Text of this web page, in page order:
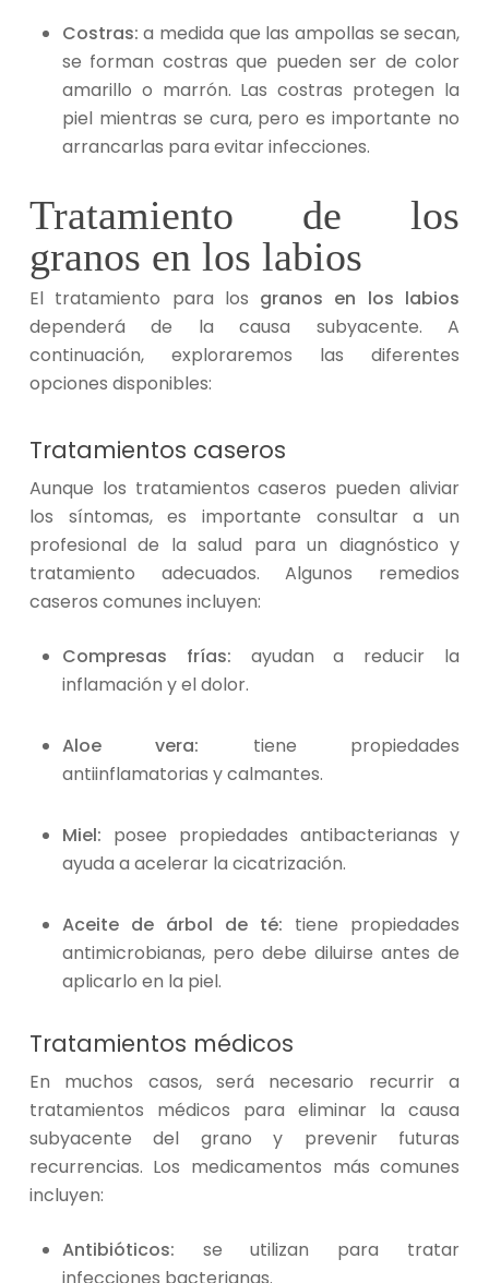
Costras:a medida que las ampollas se secan,
se forman costras que pueden ser de color
amarillo o marrón. Las costras protegen la
piel mientras se cura, pero es importante no
arrancarlas para evitar infecciones.
Tratamiento de los
granos en los labios
El tratamiento para los granos en los labios
dependerá de la causa subyacente. A
continuación, exploraremos las diferentes
opciones disponibles:
Tratamientos caseros
Aunque los tratamientos caseros pueden aliviar
los síntomas, es importante consultar a un
profesional de la salud para un diagnóstico y
tratamiento adecuados. Algunos remedios
caseros comunes incluyen:
Compresas frías: ayudan a reducir la
inflamación y el dolor.
Aloe vera: tiene propiedades
antiinflamatorias y calmantes.
Miel: posee propiedades antibacterianas y
ayuda a acelerar la cicatrización.
Aceite de árbol de té: tiene propiedades
antimicrobianas, pero debe diluirse antes de
aplicarlo en la piel.
Tratamientos médicos
En muchos casos, será necesario recurrir a
tratamientos médicos para eliminar la causa
subyacente del grano y prevenir futuras
recurrencias. Los medicamentos más comunes
incluyen:
Antibióticos: se utilizan para tratar